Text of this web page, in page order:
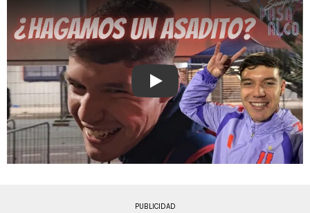
Play
PUBLICIDAD